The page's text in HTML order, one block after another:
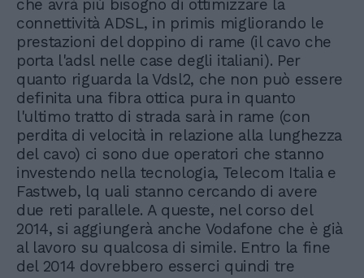
che avrà più bisogno di ottimizzare la
connettività ADSL, in primis migliorando le
prestazioni del doppino di rame (il cavo che
porta l'adsl nelle case degli italiani). Per
quanto riguarda la Vdsl2, che non può essere
definita una fibra ottica pura in quanto
l'ultimo tratto di strada sarà in rame (con
perdita di velocità in relazione alla lunghezza
del cavo) ci sono due operatori che stanno
investendo nella tecnologia, Telecom Italia e
Fastweb, lq uali stanno cercando di avere
due reti parallele. A queste, nel corso del
2014, si aggiungerà anche Vodafone che è già
al lavoro su qualcosa di simile. Entro la fine
del 2014 dovrebbero esserci quindi tre